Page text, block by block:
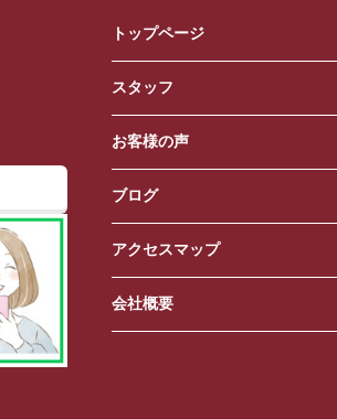
トップページ
スタッフ
お客様の声
ブログ
アクセスマップ
会社概要